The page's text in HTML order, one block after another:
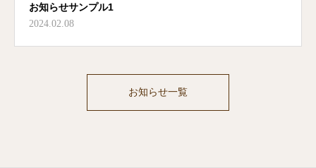
お知らせサンプル1
2024.02.08
お知らせ一覧